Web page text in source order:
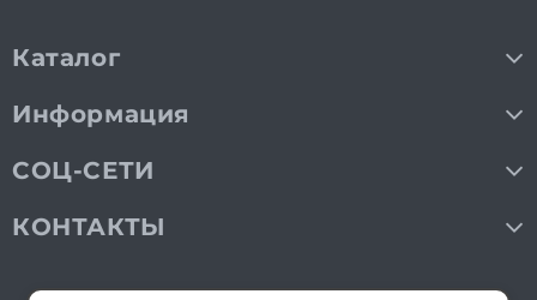
Каталог
Информация
СОЦ-СЕТИ
КОНТАКТЫ